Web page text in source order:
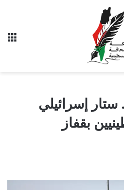
ستار إسرائيلي
بقفاز